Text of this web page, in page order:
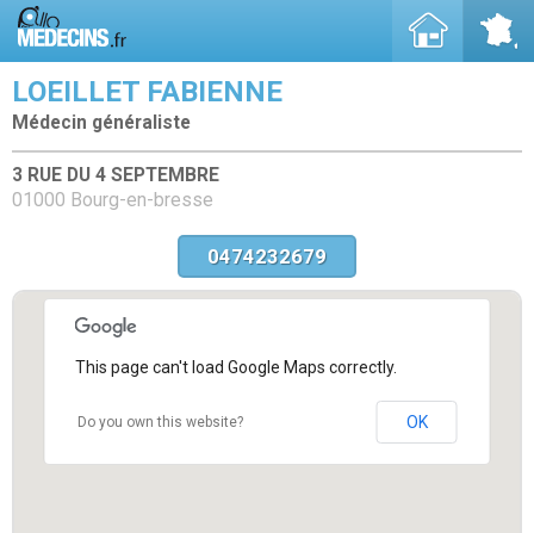
LOEILLET FABIENNE
Médecin généraliste
3 RUE DU 4 SEPTEMBRE
01000 Bourg-en-bresse
0474232679
This page can't load Google Maps correctly.
Do you own this website? OK